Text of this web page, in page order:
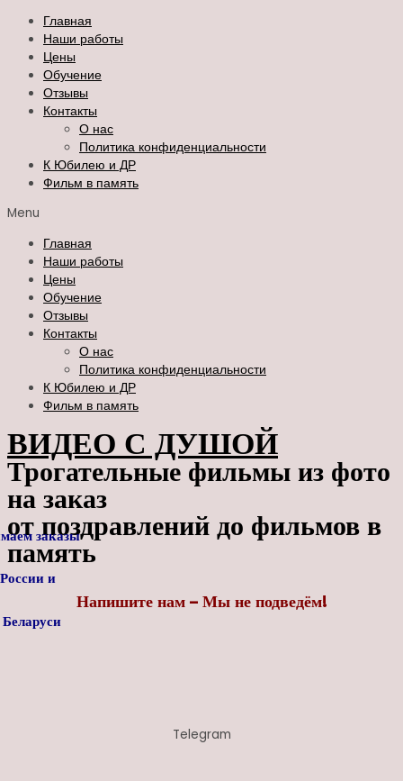
содержимому
Главная
Наши работы
Цены
Обучение
Отзывы
Контакты
О нас
Политика конфиденциальности
К Юбилею и ДР
Фильм в память
Menu
Главная
Наши работы
Цены
Обучение
Отзывы
Контакты
О нас
Политика конфиденциальности
К Юбилею и ДР
Фильм в память
ВИДЕО С ДУШОЙ
Трогательные фильмы из фото
на заказ
от поздравлений до фильмов в
память
заказы
и
Напишите нам – Мы не подведём!
Telegram
for: